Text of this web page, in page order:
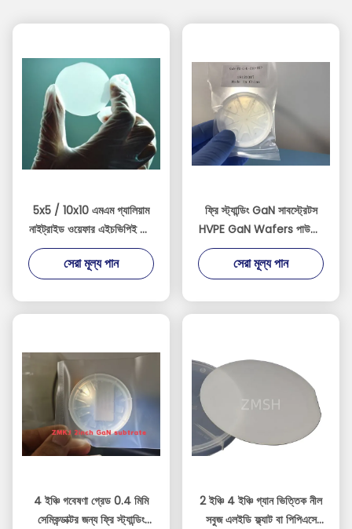
5x5 / 10x10 এমএম গ্যালিয়াম
নাইট্রাইড ওয়েফার এইচভিপিই ফ্রি
স্ট্যান্ডিং চিপ টেম্পলেট শিল্পকৌশল
সেরা মূল্য পান
ফ্রি স্ট্যান্ডিং GaN সাবস্ট্রেটস
HVPE GaN Wafers পাউডার
ডিভাইস GaN-On-
Sapphire GaN-On-SiC
সেরা মূল্য পান
4 ইঞ্চি গবেষণা গ্রেড 0.4 মিমি
সেমিকন্ডাক্টর জন্য ফ্রি স্ট্যান্ডিং
2 ইঞ্চি 4 ইঞ্চি গ্যান ভিত্তিক নীল
সবুজ এলইডি ফ্ল্যাট বা পিপিএসে